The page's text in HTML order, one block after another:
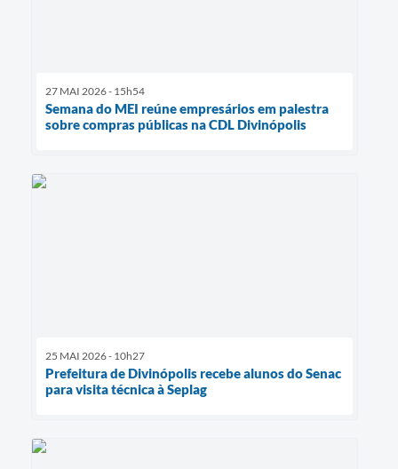
27 MAI 2026 - 15h54
Semana do MEI reúne empresários em palestra
sobre compras públicas na CDL Divinópolis
25 MAI 2026 - 10h27
Prefeitura de Divinópolis recebe alunos do Senac
para visita técnica à Seplag